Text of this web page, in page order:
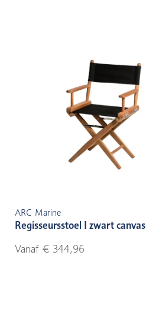
ARC Marine
Regisseursstoel I zwart canvas
Vanaf € 344,96